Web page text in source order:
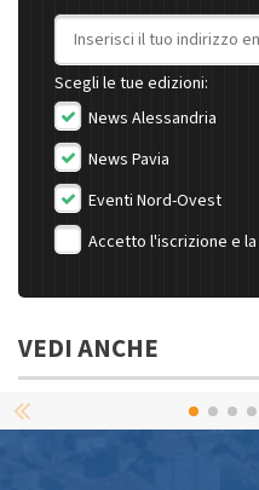
Indirizzo email
Scegli le tue edizioni:
News Alessandria
News Pavia
Eventi Nord-Ovest
Accetto l'iscrizione e la
VEDI ANCHE